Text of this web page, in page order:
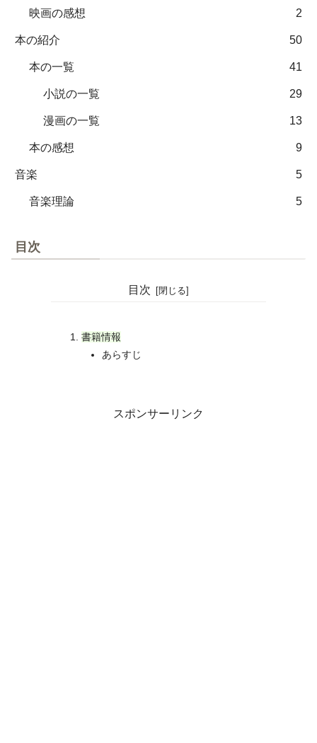
映画の感想 2
本の紹介 50
本の一覧 41
小説の一覧 29
漫画の一覧 13
本の感想 9
音楽 5
音楽理論 5
目次
目次
書籍情報
あらすじ
スポンサーリンク